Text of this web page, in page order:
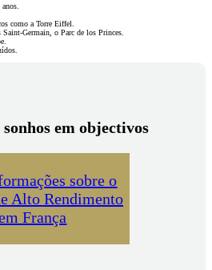
como a Torre Eiffel.
Germain, o Parc de los Princes.
em objectivos
sobre o
Alto Rendimento
França